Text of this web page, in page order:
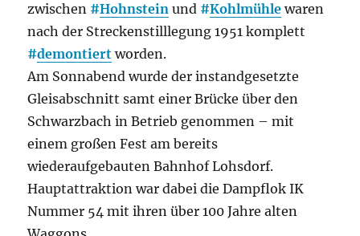
zwischen #Hohnstein und #Kohlmühle waren
nach der Streckenstilllegung 1951 komplett
#demontiert worden.
Am Sonnabend wurde der instandgesetzte
Gleisabschnitt samt einer Brücke über den
Schwarzbach in Betrieb genommen – mit
einem großen Fest am bereits
wiederaufgebauten Bahnhof Lohsdorf.
Hauptattraktion war dabei die Dampflok IK
Nummer 54 mit ihren über 100 Jahre alten